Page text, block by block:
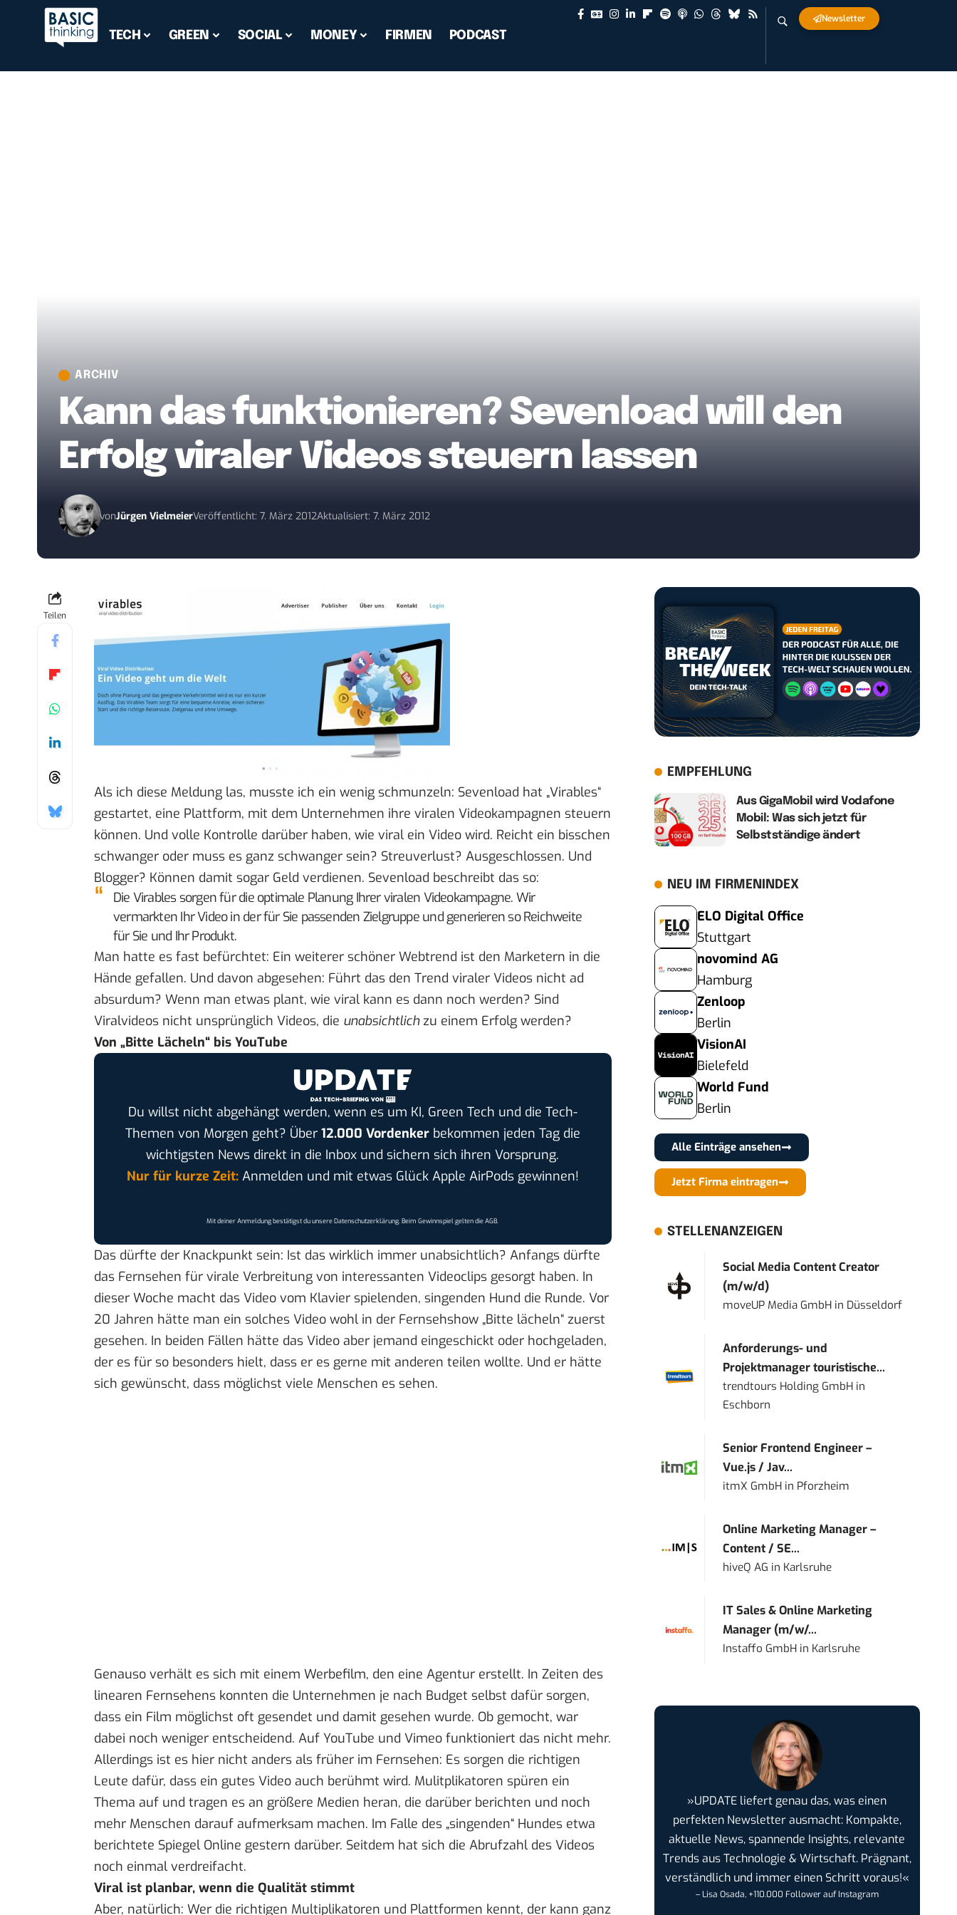
TECH GREEN SOCIAL MONEY FIRMEN PODCAST
Newsletter
ARCHIV
Kann das funktionieren? Sevenload will den
Erfolg viraler Videos steuern lassen
vonJürgen VielmeierVeröffentlicht: 7. März 2012Aktualisiert: 7. März 2012
Teilen
Als ich diese Meldung las, musste ich ein wenig schmunzeln: Sevenload hat „Virables“
gestartet, eine Plattform, mit dem Unternehmen ihre viralen Videokampagnen steuern
können. Und volle Kontrolle darüber haben, wie viral ein Video wird. Reicht ein bisschen
schwanger oder muss es ganz schwanger sein? Streuverlust? Ausgeschlossen. Und
Blogger? Können damit sogar Geld verdienen. Sevenload beschreibt das so:
Die Virables sorgen für die optimale Planung Ihrer viralen Videokampagne. Wir
vermarkten Ihr Video in der für Sie passenden Zielgruppe und generieren so Reichweite
für Sie und Ihr Produkt.
Man hatte es fast befürchtet: Ein weiterer schöner Webtrend ist den Marketern in die
Hände gefallen. Und davon abgesehen: Führt das den Trend viraler Videos nicht ad
absurdum? Wenn man etwas plant, wie viral kann es dann noch werden? Sind
Viralvideos nicht unsprünglich Videos, die unabsichtlichzu einem Erfolg werden?
Von „Bitte Lächeln“ bis YouTube
Du willst nicht abgehängt werden, wenn es um KI, Green Tech und die Tech-
Themen von Morgen geht? Über 12.000 Vordenkerbekommen jeden Tag die
wichtigsten News direkt in die Inbox und sichern sich ihren Vorsprung.
Nur für kurze Zeit:Anmelden und mit etwas Glück Apple AirPods gewinnen!
Mit deiner Anmeldung bestätigst du unsereDatenschutzerklärung. Beim Gewinnspiel gelten dieAGB.
Das dürfte der Knackpunkt sein: Ist das wirklich immer unabsichtlich? Anfangs dürfte
das Fernsehen für virale Verbreitung von interessanten Videoclips gesorgt haben. In
dieser Woche macht das Video vom Klavier spielenden, singenden Hund die Runde. Vor
20 Jahren hätte man ein solches Video wohl in der Fernsehshow „Bitte lächeln“ zuerst
gesehen. In beiden Fällen hätte das Video aber jemand eingeschickt oder hochgeladen,
der es für so besonders hielt, dass er es gerne mit anderen teilen wollte. Und er hätte
sich gewünscht, dass möglichst viele Menschen es sehen.
Genauso verhält es sich mit einem Werbefilm, den eine Agentur erstellt. In Zeiten des
linearen Fernsehens konnten die Unternehmen je nach Budget selbst dafür sorgen,
dass ein Film möglichst oft gesendet und damit gesehen wurde. Ob gemocht, war
dabei noch weniger entscheidend. Auf YouTube und Vimeo funktioniert das nicht mehr.
Allerdings ist es hier nicht anders als früher im Fernsehen: Es sorgen die richtigen
Leute dafür, dass ein gutes Video auch berühmt wird. Mulitplikatoren spüren ein
Thema auf und tragen es an größere Medien heran, die darüber berichten und noch
mehr Menschen darauf aufmerksam machen. Im Falle des „singenden“ Hundes etwa
berichtete Spiegel Online gestern darüber. Seitdem hat sich die Abrufzahl des Videos
noch einmal verdreifacht.
Viral ist planbar, wenn die Qualität stimmt
Aber, natürlich: Wer die richtigen Multiplikatoren und Plattformen kennt, der kann ganz
EMPFEHLUNG
Aus GigaMobil wird Vodafone
Mobil: Was sich jetzt für
Selbstständige ändert
NEU IM FIRMENINDEX
ELO Digital Office
Stuttgart
novomind AG
Hamburg
Zenloop
Berlin
VisionAI
Bielefeld
World Fund
Berlin
Alle Einträge ansehen
Jetzt Firma eintragen
STELLENANZEIGEN
Social Media Content Creator
(m/w/d)
moveUP Media GmbH in Düsseldorf
Anforderungs- und
Projektmanager touristische...
trendtours Holding GmbH in
Eschborn
Senior Frontend Engineer –
Vue.js / Jav...
itmX GmbH in Pforzheim
Online Marketing Manager –
Content / SE...
hiveQ AG in Karlsruhe
IT Sales & Online Marketing
Manager (m/w/...
Instaffo GmbH in Karlsruhe
»UPDATE liefert genau das, was einen
perfekten Newsletter ausmacht: Kompakte,
aktuelle News, spannende Insights, relevante
Trends aus Technologie & Wirtschaft. Prägnant,
verständlich und immer einen Schritt voraus!«
– Lisa Osada, +110.000 Follower auf Instagram